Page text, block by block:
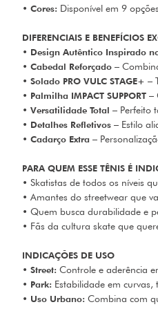
• Cores: Disponível em 9
DIFERENCIAIS E BENEFÍCIOS
• Design Autêntico Inspirado
• Cabedal Reforçado –
• Solado PRO VULC STAGE+ –
• Palmilha IMPACT SUPPORT –
• Versatilidade Total – Perfeito
• Detalhes Refletivos – Estilo
• Cadarço Extra –
PARA QUEM ESSE TÊNIS É
• Skatistas de todos os níveis
• Amantes do streetwear que
• Quem busca durabilidade e
• Fãs da cultura skate que
INDICAÇÕES DE USO
• Street: Controle e aderência
• Park: Estabilidade em curvas,
• Uso Urbano: Combina com